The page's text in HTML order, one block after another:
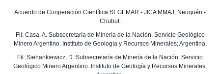
Acuerdo de Cooperación Científica SEGEMAR - JICA MMAJ, Neuquén -
Chubut.
Fil: Casa, A. Subsecretaría de Minería de la Nación. Servicio Geológico
Minero Argentino. Instituto de Geología y Recursos Minerales; Argentina.
Fil: Siehankiewicz, D. Subsecretaría de Minería de la Nación. Servicio
Geológico Minero Argentino. Instituto de Geología y Recursos Minerales;